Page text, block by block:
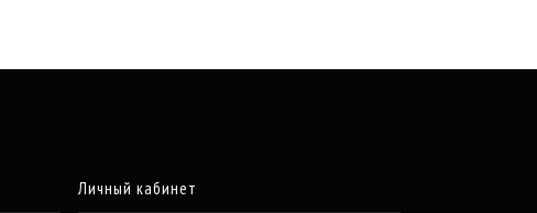
Личный кабинет